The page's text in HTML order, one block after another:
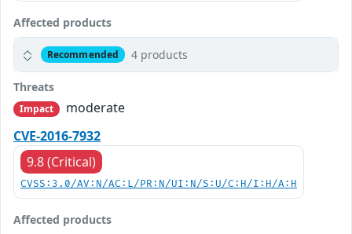
Affected products
Recommended 4 products
Threats
Impact
moderate
CVE-2016-7932
9.8 (Critical)
CVSS:3.0/AV:N/AC:L/PR:N/UI:N/S:U/C:H/I:H/A:H
Affected products